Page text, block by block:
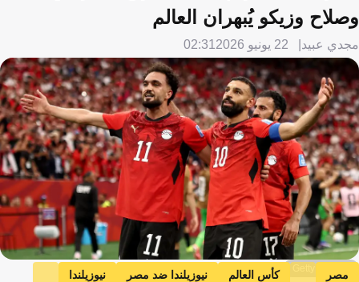
وصلاح وزيكو يُبهران العالم
مجدي عبيد 22 يونيو 2026 02:31
مصر كأس العالم نيوزيلندا ضد مصر
نيوزيلندا